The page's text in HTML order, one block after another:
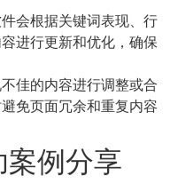
会根据关键词表现、行
进行更新和优化，确保
不佳的内容进行调整或合
免页面冗余和重复内容
例分享